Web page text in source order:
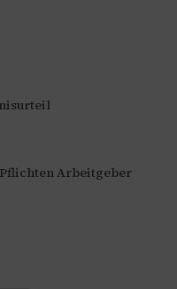
Arbeitgeber